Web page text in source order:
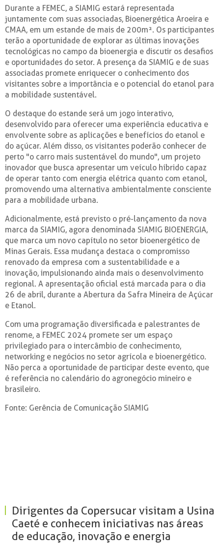
Durante a FEMEC, a SIAMIG estará representada
juntamente com suas associadas, Bioenergética Aroeira e
CMAA, em um estande de mais de 200m². Os participantes
terão a oportunidade de explorar as últimas inovações
tecnológicas no campo da bioenergia e discutir os desafios
e oportunidades do setor. A presença da SIAMIG e de suas
associadas promete enriquecer o conhecimento dos
visitantes sobre a importância e o potencial do etanol para
a mobilidade sustentável.
O destaque do estande será um jogo interativo,
desenvolvido para oferecer uma experiência educativa e
envolvente sobre as aplicações e benefícios do etanol e
do açúcar. Além disso, os visitantes poderão conhecer de
perto "o carro mais sustentável do mundo", um projeto
inovador que busca apresentar um veículo híbrido capaz
de operar tanto com energia elétrica quanto com etanol,
promovendo uma alternativa ambientalmente consciente
para a mobilidade urbana.
Adicionalmente, está previsto o pré-lançamento da nova
marca da SIAMIG, agora denominada SIAMIG BIOENERGIA,
que marca um novo capítulo no setor bioenergético de
Minas Gerais. Essa mudança destaca o compromisso
renovado da empresa com a sustentabilidade e a
inovação, impulsionando ainda mais o desenvolvimento
regional. A apresentação oficial está marcada para o dia
26 de abril, durante a Abertura da Safra Mineira de Açúcar
e Etanol.
Com uma programação diversificada e palestrantes de
renome, a FEMEC 2024 promete ser um espaço
privilegiado para o intercâmbio de conhecimento,
networking e negócios no setor agrícola e bioenergético.
Não perca a oportunidade de participar deste evento, que
é referência no calendário do agronegócio mineiro e
brasileiro.
Fonte: Gerência de Comunicação SIAMIG
Dirigentes da Copersucar visitam a Usina
Caeté e conhecem iniciativas nas áreas
de educação, inovação e energia